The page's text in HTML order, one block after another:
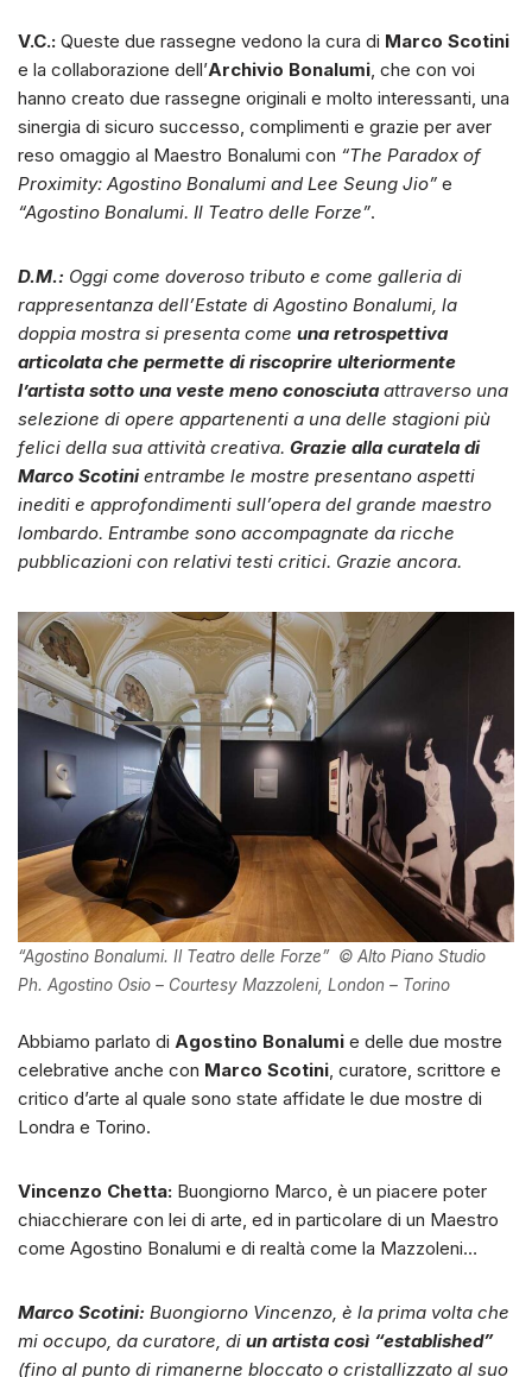
V.C.: Queste due rassegne vedono la cura di Marco Scotini
e la collaborazione dell’Archivio Bonalumi , che con voi
hanno creato due rassegne originali e molto interessanti, una
sinergia di sicuro successo, complimenti e grazie per aver
reso omaggio al Maestro Bonalumi con “The Paradox of
Proximity: Agostino Bonalumi and Lee Seung Jio” e
“Agostino Bonalumi. Il Teatro delle Forze”.
D.M.: Oggi come doveroso tributo e come galleria di
rappresentanza dell’Estate di Agostino Bonalumi, la
doppia mostra si presenta come una retrospettiva
articolata che permette di riscoprire ulteriormente
l’artista sotto una veste meno conosciutaattraverso una
selezione di opere appartenenti a una delle stagioni più
felici della sua attività creativa. Grazie alla curatela di
Marco Scotinientrambe le mostre presentano aspetti
inediti e approfondimenti sull’opera del grande maestro
lombardo. Entrambe sono accompagnate da ricche
pubblicazioni con relativi testi critici. Grazie ancora.
“Agostino Bonalumi. Il Teatro delle Forze” © Alto Piano Studio
Ph. Agostino Osio – Courtesy Mazzoleni, London – Torino
Abbiamo parlato di Agostino Bonalumi e delle due mostre
celebrative anche con Marco Scotini, curatore, scrittore e
critico d’arte al quale sono state affidate le due mostre di
Londra e Torino.
Vincenzo Chetta: Buongiorno Marco, è un piacere poter
chiacchierare con lei di arte, ed in particolare di un Maestro
come Agostino Bonalumi e di realtà come la Mazzoleni…
Marco Scotini: Buongiorno Vincenzo, è la prima volta che
mi occupo, da curatore, di un artista così “established”
(fino al punto di rimanerne bloccato o cristallizzato al suo